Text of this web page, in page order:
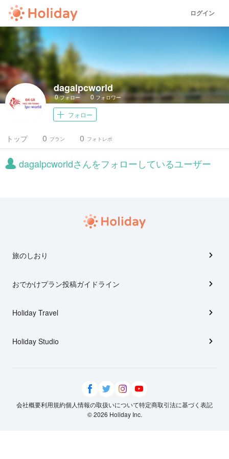
ログイン
dagalpcworld
0フォロー 0 フォロワー
フォロー
トップ プラン
0 フォトレポ
0
dagalpcworldさんをフォローしているユーザー
旅のしおり
おでかけプラン投稿ガイドライン
Holiday Travel
Holiday Studio
会社概要利用規約個人情報の取扱いについて特定商取引法に基づく表記
© 2026 Holiday Inc.